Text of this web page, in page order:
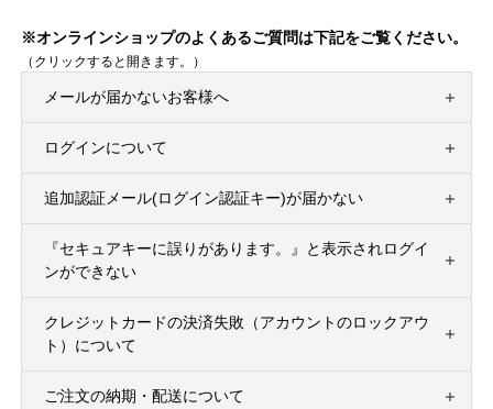
※オンラインショップのよくあるご質問は下記をご覧ください。
（クリックすると開きます。）
メールが届かないお客様へ
ログインについて
追加認証メール(ログイン認証キー)が届かない
『セキュアキーに誤りがあります。』と表示されログイ
ンができない
クレジットカードの決済失敗（アカウントのロックアウ
ト）について
ご注文の納期・配送について